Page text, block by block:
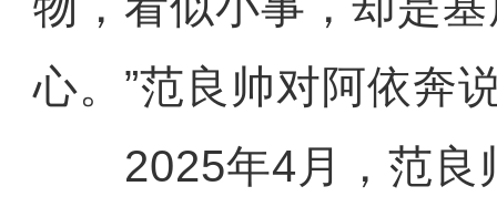
心。”范良帅对阿依奔
2025年4月，范良